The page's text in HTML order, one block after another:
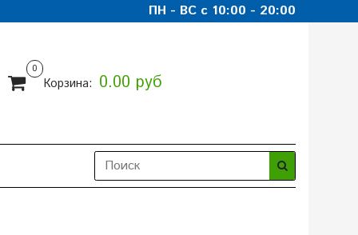
ПН - ВС с 10:00 - 20:00
0
Корзина: 0.00 руб